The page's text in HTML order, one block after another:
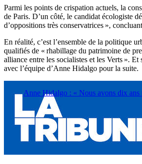
Parmi les points de crispation actuels, la
de Paris. D’un côté, le candidat écologiste
d’oppositions très conservatrices »,
En réalité, c’est l’ensemble de la politique
qualifiés de « rhabillage du patrimoine de
alliance entre les socialistes et les Verts ».
avec l’équipe d’Anne Hidalgo pour la suite.
Anne Hidalgo : « Nous avons dix